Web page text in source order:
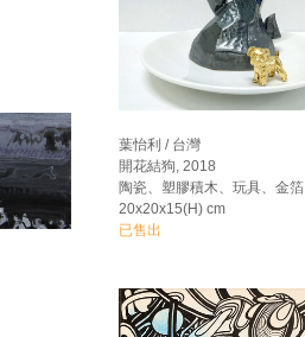
葉怡利 / 台灣
開花結狗, 2018
陶瓷、塑膠積木、玩具、金箔
20x20x15(H) cm
已售出